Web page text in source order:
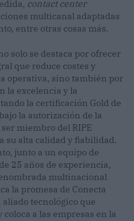
contact center
multicanal adaptadas
entre otras cosas más.
solo se destaca por ofrecer
que reduce costes y
operativa, sino también por
la excelencia y la
la certificación Gold de
la autorización de la
miembro del RIPE
su alta calidad y fiabilidad.
junto a un equipo de
25 años de experiencia,
multinacional
la promesa de Conecta
tecnológico que
a las empresas en la